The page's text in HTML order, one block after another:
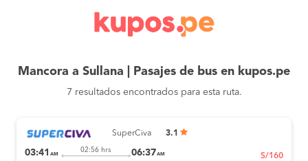
Mancora a Sullana | Pasajes de bus en kupos.pe
7 resultados encontrados para esta ruta.
SuperCiva 3.1
03:41 AM
02:56 hrs 06:37AM S/160